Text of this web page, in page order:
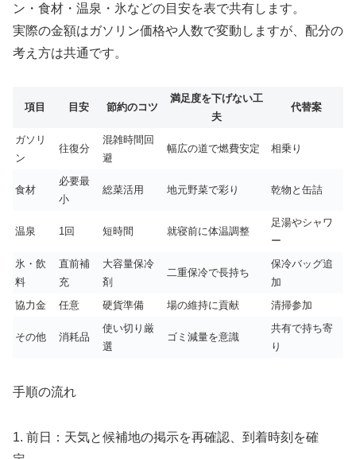
ン・食材・温泉・氷などの目安を表で共有します。
実際の金額はガソリン価格や人数で変動しますが、配分の
考え方は共通です。
項目 目安 節約のコツ
満足度を下げない工
夫
代替案
ガソリ
ン
往復分
混雑時間回
避
幅広の道で燃費安定 相乗り
食材
必要最
小
総菜活用 地元野菜で彩り 乾物と缶詰
温泉 1回 短時間 就寝前に体温調整
足湯やシャワ
ー
氷・飲
料
直前補
充
大容量保冷
剤
二重保冷で長持ち
保冷バッグ追
加
協力金
任意 硬貨準備 場の維持に貢献 清掃参加
その他 消耗品
使い切り厳
選
ゴミ減量を意識
共有で持ち寄
り
手順の流れ
1. 前日：天気と候補地の掲示を再確認、到着時刻を確